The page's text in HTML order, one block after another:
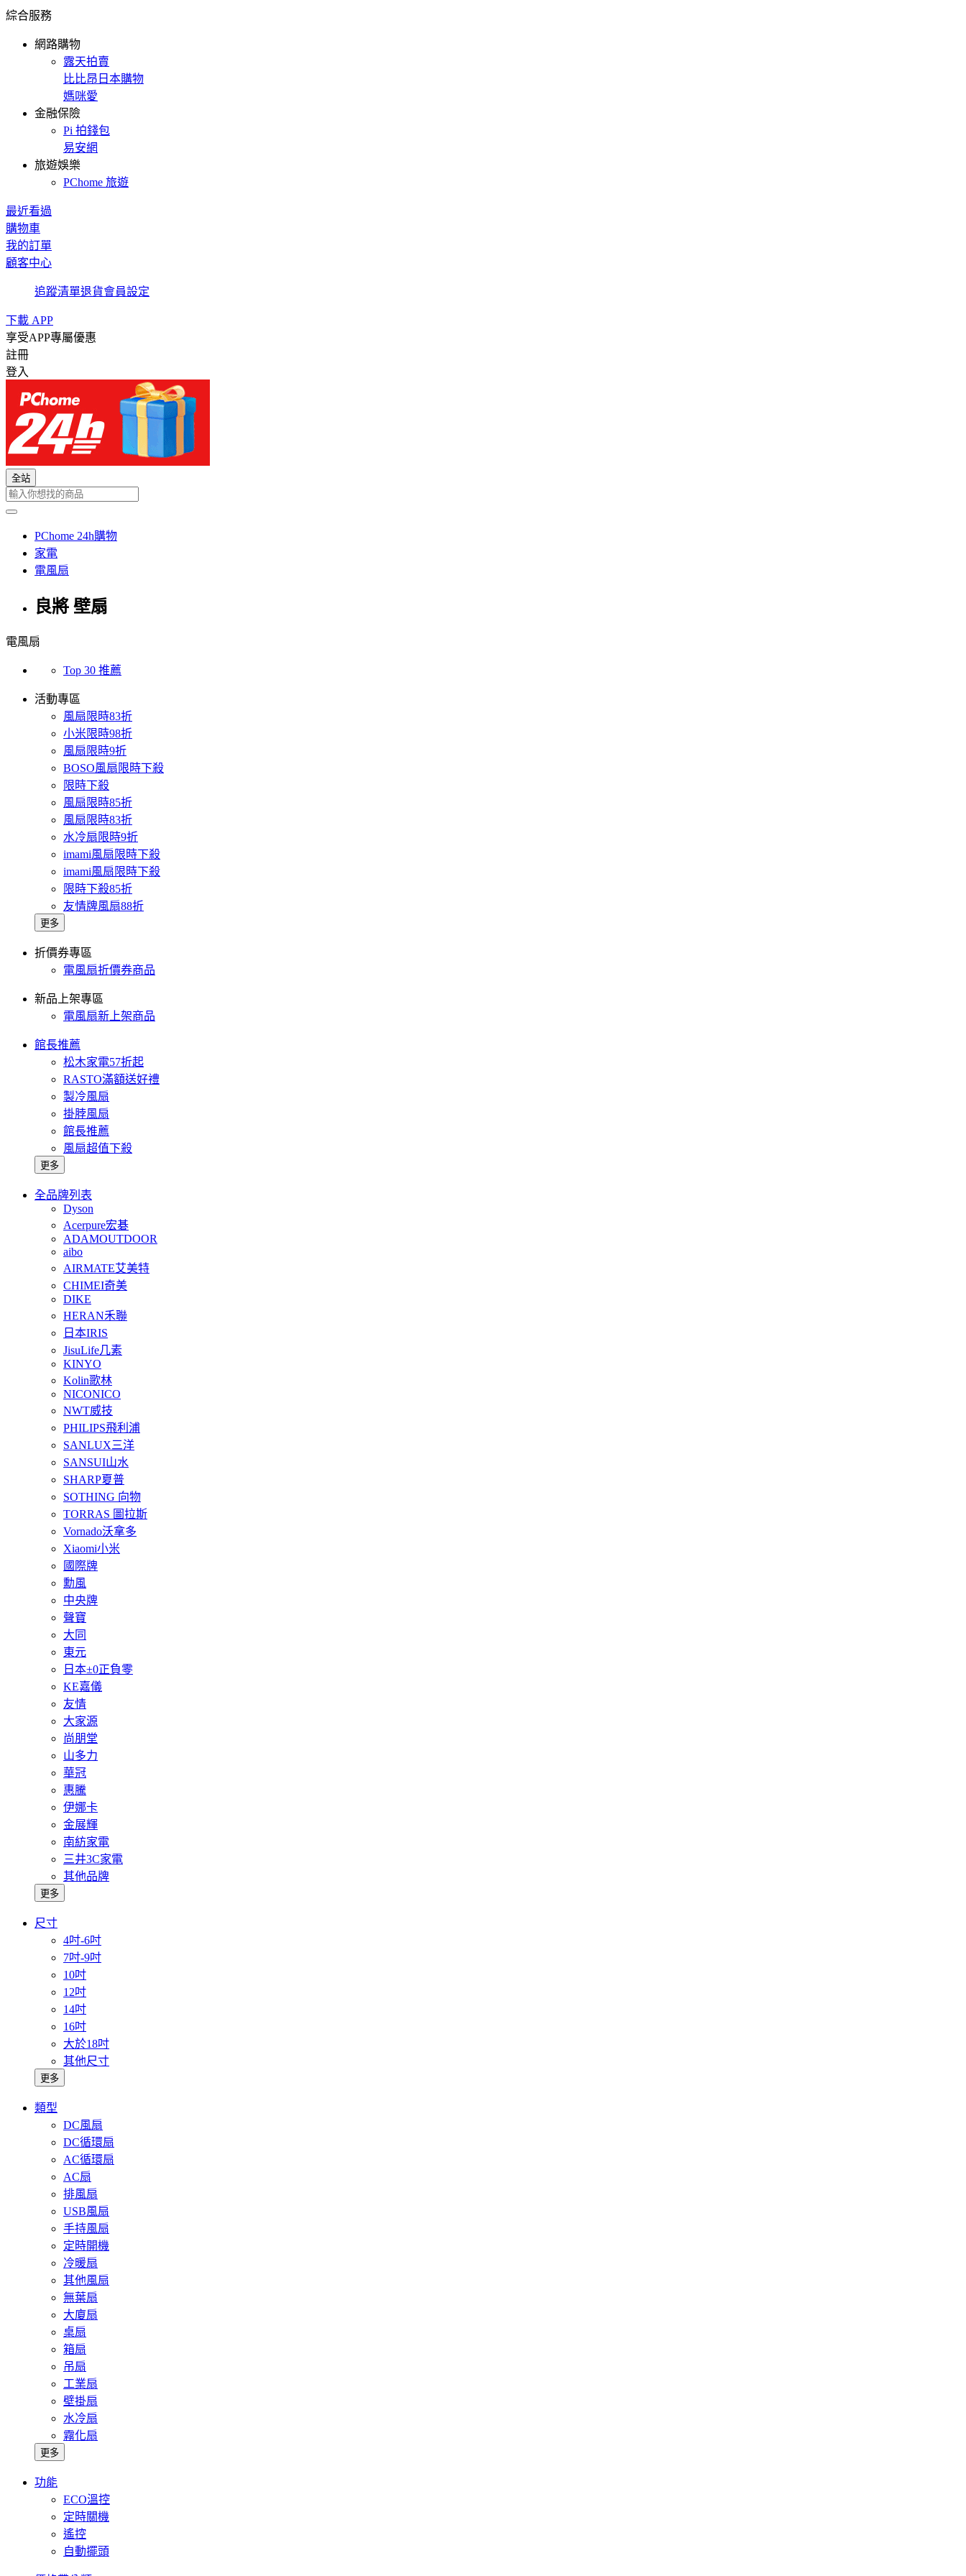
綜合服務
網路購物
露天拍賣
比比昂日本購物
媽咪愛
金融保險
Pi 拍錢包
易安網
旅遊娛樂
PChome 旅遊
最近看過
購物車
我的訂單
顧客中心
追蹤清單退貨會員設定
下載 APP
享受APP專屬優惠
註冊
登入
全站
PChome 24h購物
家電
電風扇
良將 壁扇
電風扇
Top 30 推薦
活動專區
風扇限時83折
小米限時98折
風扇限時9折
BOSO風扇限時下殺
限時下殺
風扇限時85折
風扇限時83折
水冷扇限時9折
imami風扇限時下殺
imami風扇限時下殺
限時下殺85折
友情牌風扇88折
更多
折價券專區
電風扇折價券商品
新品上架專區
電風扇新上架商品
館長推薦
松木家電57折起
RASTO滿額送好禮
製冷風扇
掛脖風扇
館長推薦
風扇超值下殺
更多
全品牌列表
Dyson
Acerpure宏碁
ADAMOUTDOOR
aibo
AIRMATE艾美特
CHIMEI奇美
DIKE
HERAN禾聯
日本IRIS
JisuLife几素
KINYO
Kolin歌林
NICONICO
NWT威技
PHILIPS飛利浦
SANLUX三洋
SANSUI山水
SHARP夏普
SOTHING 向物
TORRAS 圖拉斯
Vornado沃拿多
Xiaomi小米
國際牌
勳風
中央牌
聲寶
大同
東元
日本±0正負零
KE嘉儀
友情
大家源
尚朋堂
山多力
華冠
惠騰
伊娜卡
金展輝
南紡家電
三井3C家電
其他品牌
更多
尺寸
4吋-6吋
7吋-9吋
10吋
12吋
14吋
16吋
大於18吋
其他尺寸
更多
類型
DC風扇
DC循環扇
AC循環扇
AC扇
排風扇
USB風扇
手持風扇
定時開機
冷暖扇
其他風扇
無葉扇
大廈扇
桌扇
箱扇
吊扇
工業扇
壁掛扇
水冷扇
霧化扇
更多
功能
ECO溫控
定時關機
遙控
自動擺頭